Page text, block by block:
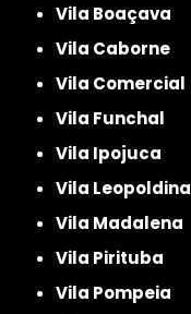
Vila Boaçava
Vila Caborne
Vila Comercial
Vila Funchal
Vila Ipojuca
Vila Leopoldina
Vila Madalena
Vila Pirituba
Vila Pompeia